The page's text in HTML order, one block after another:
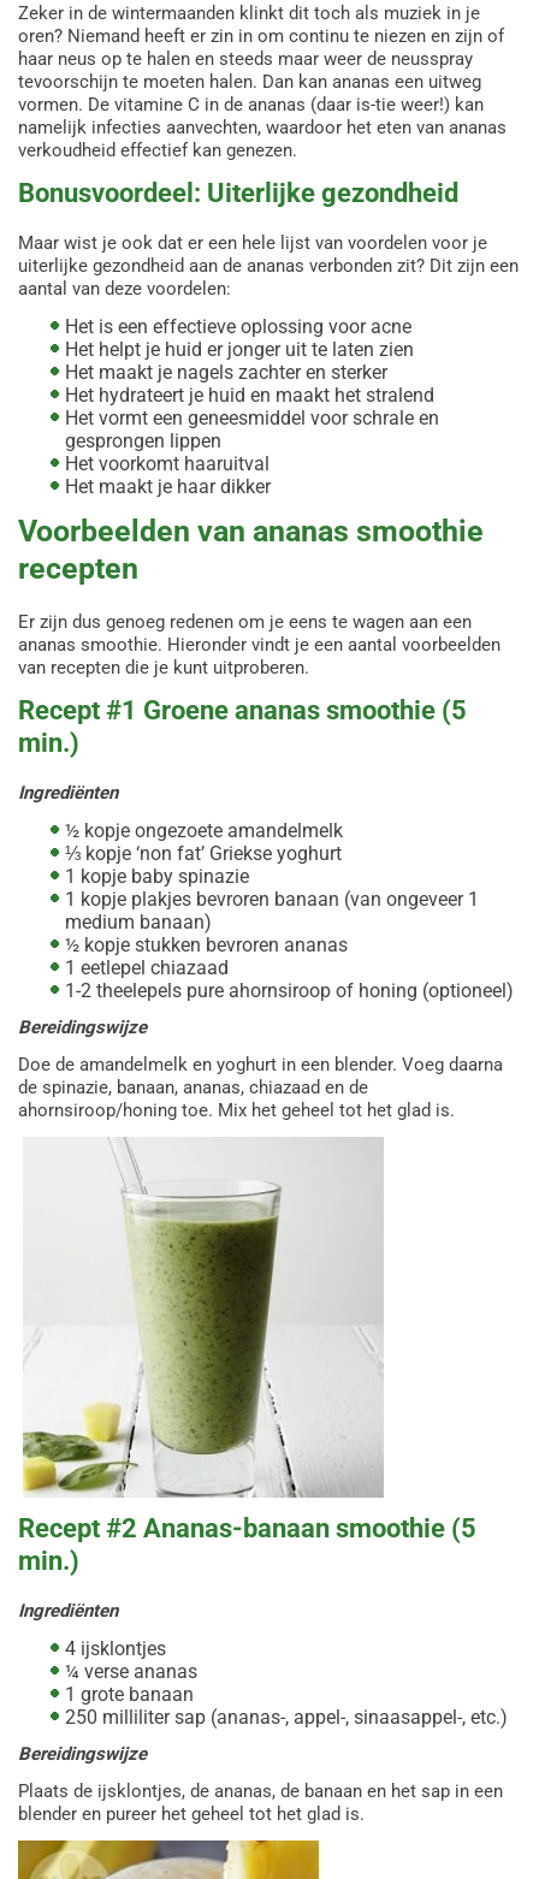
Zeker in de wintermaanden klinkt dit toch als muziek in je
oren? Niemand heeft er zin in om continu te niezen en zijn of
haar neus op te halen en steeds maar weer de neusspray
tevoorschijn te moeten halen. Dan kan ananas een uitweg
vormen. De vitamine C in de ananas (daar is-tie weer!) kan
namelijk infecties aanvechten, waardoor het eten van ananas
verkoudheid effectief kan genezen.
Bonusvoordeel: Uiterlijke gezondheid
Maar wist je ook dat er een hele lijst van voordelen voor je
uiterlijke gezondheid aan de ananas verbonden zit? Dit zijn een
aantal van deze voordelen:
Het is een effectieve oplossing voor acne
Het helpt je huid er jonger uit te laten zien
Het maakt je nagels zachter en sterker
Het hydrateert je huid en maakt het stralend
Het vormt een geneesmiddel voor schrale en
gesprongen lippen
Het voorkomt haaruitval
Het maakt je haar dikker
Voorbeelden van ananas smoothie
recepten
Er zijn dus genoeg redenen om je eens te wagen aan een
ananas smoothie. Hieronder vindt je een aantal voorbeelden
van recepten die je kunt uitproberen.
Recept #1 Groene ananas smoothie (5
min.)
Ingrediënten
½ kopje ongezoete amandelmelk
⅓ kopje ‘non fat’ Griekse yoghurt
1 kopje baby spinazie
1 kopje plakjes bevroren banaan (van ongeveer 1
medium banaan)
½ kopje stukken bevroren ananas
1 eetlepel chiazaad
1-2 theelepels pure ahornsiroop of honing (optioneel)
Bereidingswijze
Doe de amandelmelk en yoghurt in een blender. Voeg daarna
de spinazie, banaan, ananas, chiazaad en de
ahornsiroop/honing toe. Mix het geheel tot het glad is.
Recept #2 Ananas-banaan smoothie (5
min.)
Ingrediënten
4 ijsklontjes
¼ verse ananas
1 grote banaan
250 milliliter sap (ananas-, appel-, sinaasappel-, etc.)
Bereidingswijze
Plaats de ijsklontjes, de ananas, de banaan en het sap in een
blender en pureer het geheel tot het glad is.